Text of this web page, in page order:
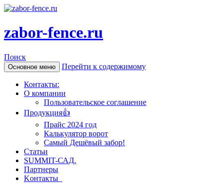
zabor-fence.ru
Поиск
Основное меню Перейти к содержимому
Контакты:
О компании
Пользовательское соглашение
Продукция👍
Прайс 2024 год
Калькулятор ворот
Самый Дешёвый забор!
Статьи
SUMMIT-САД.
Партнеры
Kонтакты